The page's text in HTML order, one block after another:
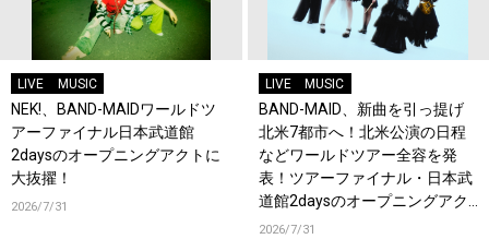
LIVE MUSIC
NEK!、BAND-MAIDワールドツ
アーファイナル日本武道館
2daysのオープニングアクトに
大抜擢！
2026/7/31
LIVE MUSIC
BAND-MAID、新曲を引っ提げ
北米7都市へ！北米公演の日程
などワールドツアー全容を発
表！ツアーファイナル・日本武
道館2daysのオープニングアク
トにNEK!が決定！
2026/7/31